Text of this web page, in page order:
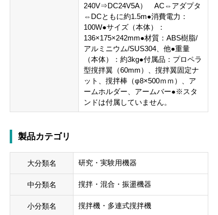
240V⇒DC24V5A） AC⇔アダプタ
⇔DCともに約1.5m●消費電力：
100W●サイズ（本体）：
136×175×242mm●材質：ABS樹脂/
アルミニウム/SUS304、他●重量
（本体）：約3kg●付属品：プロペラ
型撹拌翼（60mm）、撹拌翼固定ナ
ット、撹拌棒（φ8×500ｍｍ）、ア
ームホルダー、アームバー●※スタ
ンドは付属していません。
製品カテゴリ
大分類名 研究・実験用機器
中分類名 撹拌・混合・振盪機器
小分類名 撹拌機・多連式撹拌機